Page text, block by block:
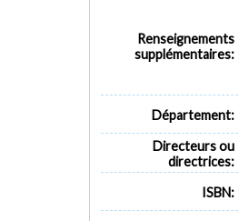
Renseignements
supplémentaires:
Département:
Directeurs ou
directrices:
ISBN: